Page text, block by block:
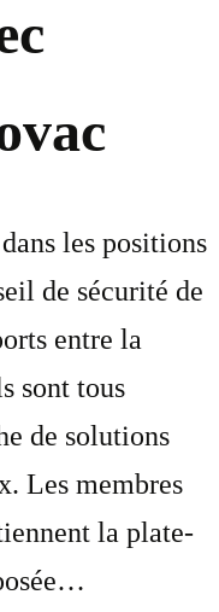
les positions
de sécurité de
entre la
sont tous
de solutions
Les membres
la plate-